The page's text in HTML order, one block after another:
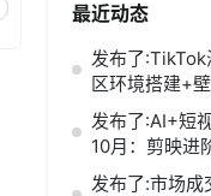
最近动态
发布了
区环境搭建+
人，月入1.5万
发布了:AI+短
10月：剪映进
运营，月入2万
发布了:市场成